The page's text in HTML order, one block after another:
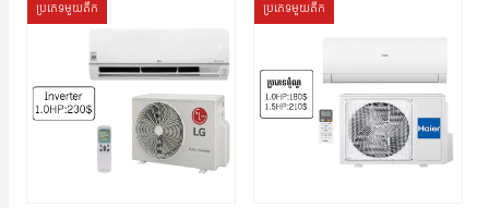
ប្រភេទមួយតឹក ប្រភេទមួយតឹក